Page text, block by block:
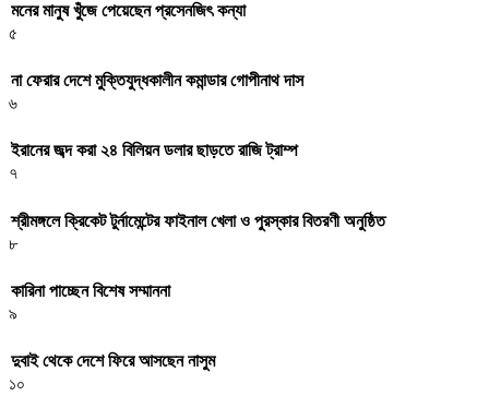
মনের মানুষ খুঁজে পেয়েছেন প্রসেনজিৎ কন্যা
৫
না ফেরার দেশে মুক্তিযুদ্ধকালীন কমান্ডার গোপীনাথ দাস
৬
ইরানের জব্দ করা ২৪ বিলিয়ন ডলার ছাড়তে রাজি ট্রাম্প
৭
শ্রীমঙ্গলে ক্রিকেট টুর্নামেন্টের ফাইনাল খেলা ও পুরস্কার বিতরণী অনুষ্ঠিত
৮
কারিনা পাচ্ছেন বিশেষ সম্মাননা
৯
দুবাই থেকে দেশে ফিরে আসছেন নাসুম
১০